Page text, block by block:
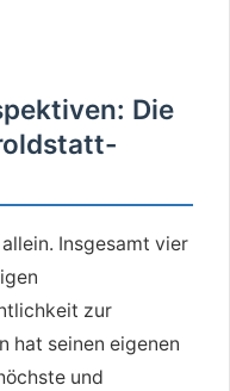
Die
Insgesamt vier
zur
hat seinen eigenen
und